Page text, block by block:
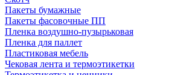
Пакеты бумажные
Пакеты фасовочные ПП
Пленка воздушно-пузырьковая
Пленка для паллет
Пластиковая мебель
Чековая лента и термоэтикетки